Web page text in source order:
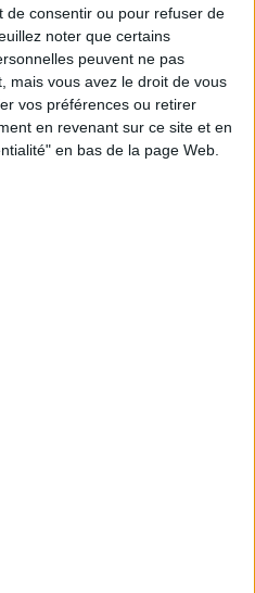
de consentir ou pour refuser de
noter que certains
peuvent ne pas
mais vous avez le droit de vous
vos préférences ou retirer
en revenant sur ce site et en
en bas de la page Web.
par des féculents ?
du 05/08/2026